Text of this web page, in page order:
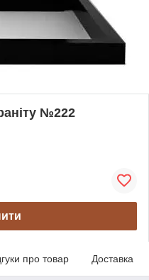
№222
про товар Доставка